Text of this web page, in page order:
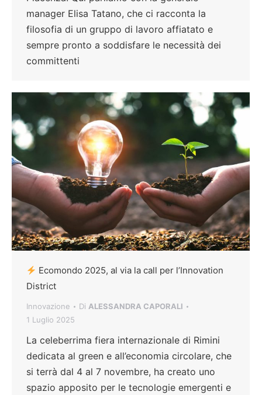
manager Elisa Tatano, che ci racconta la
filosofia di un gruppo di lavoro affiatato e
sempre pronto a soddisfare le necessità dei
committenti
Ecomondo 2025, al via la call per l’Innovation
District
Innovazione Di ALESSANDRA CAPORALI
1 Luglio 2025
La celeberrima fiera internazionale di Rimini
dedicata al green e all’economia circolare, che
si terrà dal 4 al 7 novembre, ha creato uno
spazio apposito per le tecnologie emergenti e